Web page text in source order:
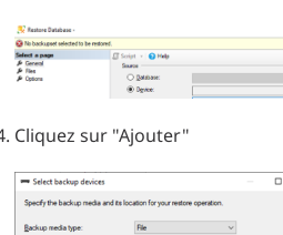
Cliquez sur "Ajouter"